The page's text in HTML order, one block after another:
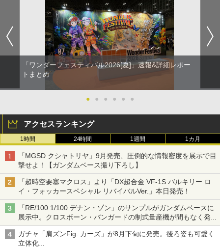
「ワンダーフェスティバル2026[夏]」速報&詳細レポー
トまとめ
● ● ● ● ● ●
アクセスランキング
1時間 24時間 1週間 1カ月
「MGSD クシャトリヤ」9月発売、圧倒的な情報密度を展示で目
撃せよ！【ガンダムベース撮り下ろし】
「超時空要塞マクロス」より「DX超合金 VF-1S バルキリー ロ
イ・フォッカースペシャル リバイバルVer.」本日発売！
「RE/100 1/100 デナン・ゾン」のサンプルがガンダムベースに
展示中。クロスボーン・バンガードの制式量産機が間もなく発送
【ガンダムベース撮り下ろし】
ガチャ「肩ズンFig. カーズ」が8月下旬に発売。後ろ姿も可愛く
立体化